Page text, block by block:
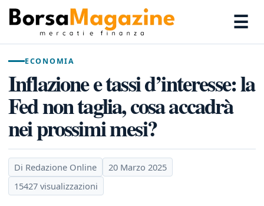
☰
ECONOMIA
Inflazione e tassi d’interesse: la
Fed non taglia, cosa accadrà
nei prossimi mesi?
Di Redazione Online
20 Marzo 2025
15427 visualizzazioni